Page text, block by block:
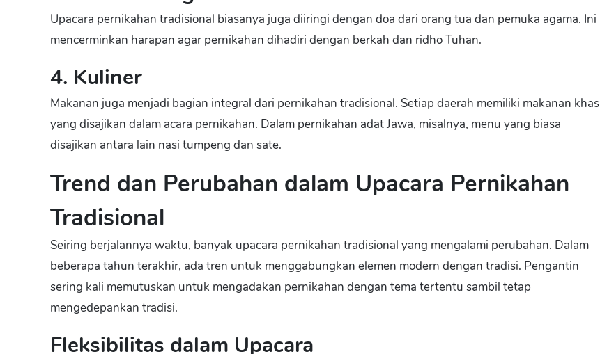
Upacara pernikahan tradisional biasanya juga diiringi dengan doa dari orang tua dan pemuka agama. Ini
mencerminkan harapan agar pernikahan dihadiri dengan berkah dan ridho Tuhan.
4. Kuliner
Makanan juga menjadi bagian integral dari pernikahan tradisional. Setiap daerah memiliki makanan khas
yang disajikan dalam acara pernikahan. Dalam pernikahan adat Jawa, misalnya, menu yang biasa
disajikan antara lain nasi tumpeng dan sate.
Trend dan Perubahan dalam Upacara Pernikahan
Tradisional
Seiring berjalannya waktu, banyak upacara pernikahan tradisional yang mengalami perubahan. Dalam
beberapa tahun terakhir, ada tren untuk menggabungkan elemen modern dengan tradisi. Pengantin
sering kali memutuskan untuk mengadakan pernikahan dengan tema tertentu sambil tetap
mengedepankan tradisi.
Fleksibilitas dalam Upacara